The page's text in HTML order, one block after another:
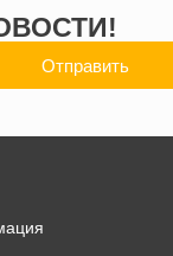
Отправить